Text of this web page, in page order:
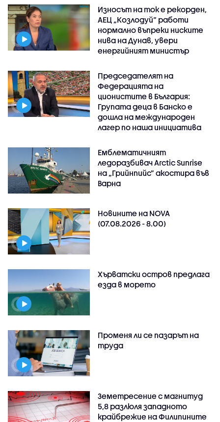
Износът на ток е рекорден,
АЕЦ „Козлодуй“ работи
нормално въпреки ниските
нива на Дунав, увери
енергийният министър
Председателят на
Федерацията на
ционистите в България:
Групата деца в Банско е
дошла на международен
лагер по наша инициатива
Емблематичният
ледоразбивач Arctic Sunrise
на „Грийнпийс” акостира във
Варна
Новините на NOVA
(07.08.2026 - 8.00)
Хърватски остров предлага
езда в морето
Променя ли се пазарът на
труда
Земетресение с магнитуд
5,8 разлюля западното
крайбрежие на Филипините